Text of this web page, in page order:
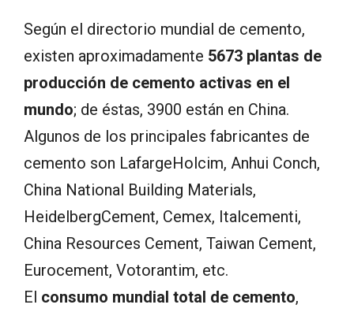
Según el directorio mundial de cemento,
existen aproximadamente 5673 plantas de
producción de cemento activas en el
mundo; de éstas, 3900 están en China.
Algunos de los principales fabricantes de
cemento son LafargeHolcim, Anhui Conch,
China National Building Materials,
HeidelbergCement, Cemex, Italcementi,
China Resources Cement, Taiwan Cement,
Eurocement, Votorantim, etc.
El consumo mundial total de cemento,